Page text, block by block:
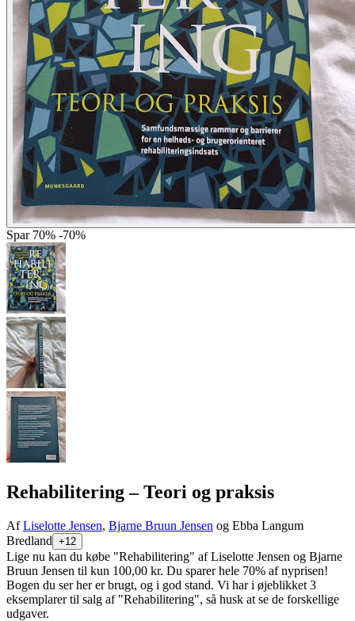
Spar 70% -70%
Rehabilitering– Teori og praksis
AfLiselotte Jensen, Bjarne Bruun Jensen og Ebba Langum
Bredland +12
Lige nu kan du købe "Rehabilitering" af Liselotte Jensen og Bjarne
Bruun Jensen til kun 100,00 kr. Du sparer hele 70% af nyprisen!
Bogen du ser her er brugt, og i god stand. Vi har i øjeblikket 3
eksemplarer til salg af "Rehabilitering", så husk at se de forskellige
udgaver.